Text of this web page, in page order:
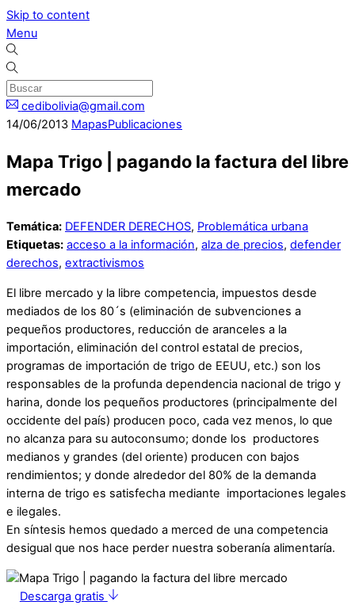
Skip to content
Menu
cedibolivia@gmail.com
14/06/2013 MapasPublicaciones
Mapa Trigo | pagando la factura del libre
mercado
Temática: DEFENDER DERECHOS, Problemática urbana
Etiquetas: acceso a la información, alza de precios, defender
derechos, extractivismos
El libre mercado y la libre competencia, impuestos desde
mediados de los 80´s (eliminación de subvenciones a
pequeños productores, reducción de aranceles a la
importación, eliminación del control estatal de precios,
programas de importación de trigo de EEUU, etc.) son los
responsables de la profunda dependencia nacional de trigo y
harina, donde los pequeños productores (principalmente del
occidente del país) producen poco, cada vez menos, lo que
no alcanza para su autoconsumo; donde los productores
medianos y grandes (del oriente) producen con bajos
rendimientos; y donde alrededor del 80% de la demanda
interna de trigo es satisfecha mediante importaciones legales
e ilegales.
En síntesis hemos quedado a merced de una competencia
desigual que nos hace perder nuestra soberanía alimentaría.
Descarga gratis